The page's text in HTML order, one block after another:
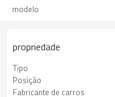
modelo
propriedade
Tipo
Posição
Fabricante de carros